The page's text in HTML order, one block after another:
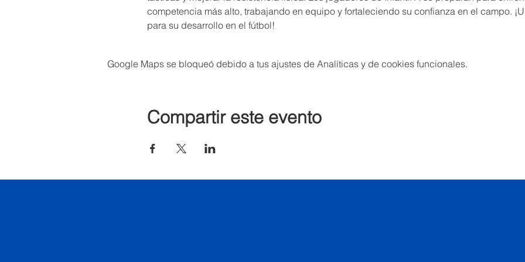
competencia más alto, trabajando en equipo y fortaleciendo su confianza en el campo.
para su desarrollo en el fútbol!
Google Maps se bloqueó debido a tus ajustes de Analíticas y de cookies funcionales.
Compartir este evento